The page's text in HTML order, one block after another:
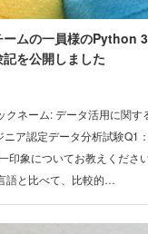
ムの一員様のPython
を公開しました
ネーム: データ活用に関す
ア認定データ分析試験Q1
印象についてお教えくださ
語と比べて、比較的…